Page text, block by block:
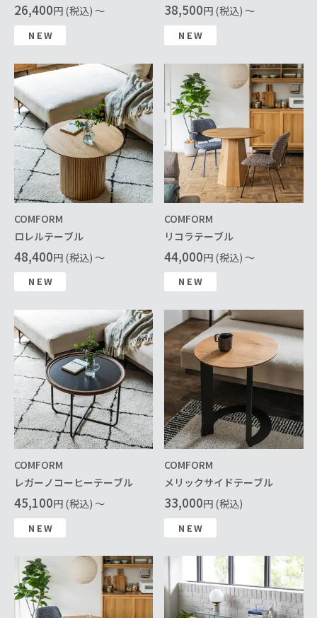
26,400円 (税込) ～
NEW
38,500円 (税込) ～
NEW
COMFORM
ロレルテーブル
48,400円 (税込) ～
NEW
COMFORM
リコラテーブル
44,000円 (税込) ～
NEW
COMFORM
レガーノコーヒーテーブル
45,100円 (税込) ～
NEW
COMFORM
メリックサイドテーブル
33,000円 (税込)
NEW